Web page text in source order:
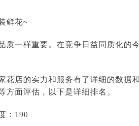
鲜花~
质一样重要。在竞争日益同质化的
店的实力和服务有了详细的数据
面评估，以下是详细排名。
：190